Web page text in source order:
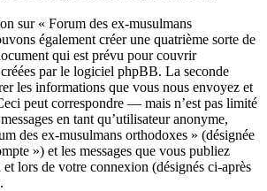
sur « Forum des ex-musulmans
également créer une quatrième sorte de
qui est prévu pour couvrir
par le logiciel phpBB. La seconde
les informations que vous nous envoyez et
peut correspondre — mais n’est pas limité
en tant qu’utilisateur anonyme,
des ex-musulmans orthodoxes » (désignée
») et les messages que vous publiez
lors de votre connexion (désignés ci-après